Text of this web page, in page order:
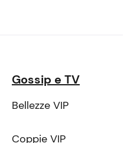
Gossip e TV
Bellezze VIP
Coppie VIP